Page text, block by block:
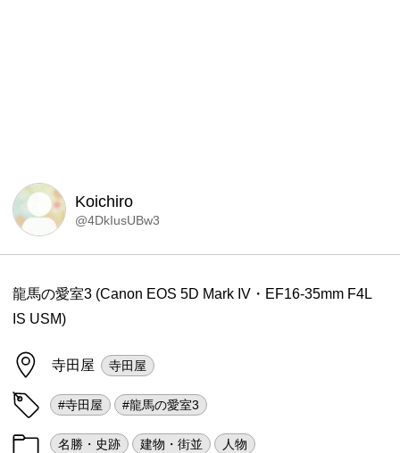
Koichiro
@4DkIusUBw3
龍馬の愛室3 (Canon EOS 5D Mark IV・EF16-35mm F4L
IS USM)
寺田屋 寺田屋
#寺田屋 #龍馬の愛室3
名勝・史跡 建物・街並
人物